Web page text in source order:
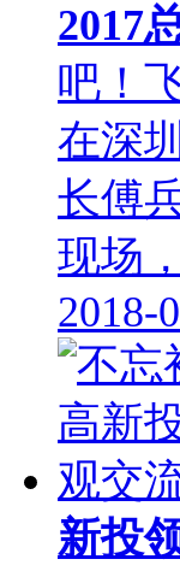
2017
吧！
在深
长傅
现场
2018-
新投